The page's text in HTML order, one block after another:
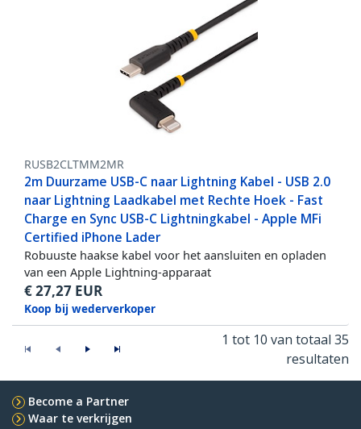
RUSB2CLTMM2MR
2m Duurzame USB-C naar Lightning Kabel - USB 2.0
naar Lightning Laadkabel met Rechte Hoek - Fast
Charge en Sync USB-C Lightningkabel - Apple MFi
Certified iPhone Lader
Robuuste haakse kabel voor het aansluiten en opladen
van een Apple Lightning-apparaat
€27,27 EUR
Koop bij wederverkoper
1 tot 10 van totaal 35
resultaten
Become a Partner
Waar te verkrijgen